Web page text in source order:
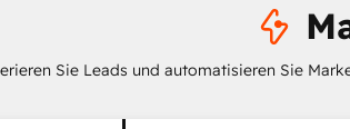
Sie Leads und automatisieren Sie